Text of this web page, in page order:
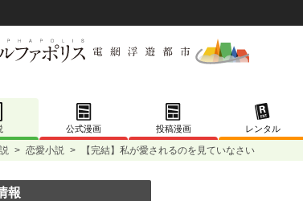
公式漫画 投稿漫画 レンタル
> 恋愛小説 > 【完結】私が愛されるのを見ていなさい
報